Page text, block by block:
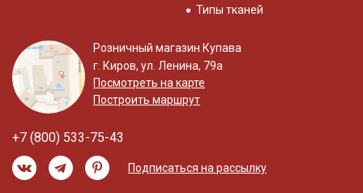
Типы тканей
Розничный магазин Купава
г. Киров, ул. Ленина, 79а
Посмотреть на карте
Построить маршрут
+7 (800) 533-75-43
Подписаться на рассылку